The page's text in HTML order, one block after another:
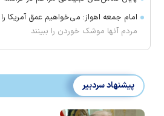
امام جمعه اهواز: می‌خواهیم عمق آمریکا
مردم آنها موشک خوردن را ببینند
پیشنهاد سردبیر